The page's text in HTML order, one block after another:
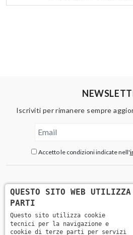
Iscriviti per rimanere sempre
Accetto le condizioni indicate nell'
QUESTO SITO WEB
PARTI
Questo sito utilizza cookie
tecnici per la navigazione e
cookie di terze parti per servizi